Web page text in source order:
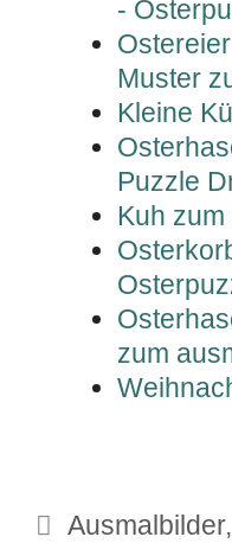
-
Muster
Kleine
Puzzle
Kuh
zum
Kategorien
Ausmalbilder,